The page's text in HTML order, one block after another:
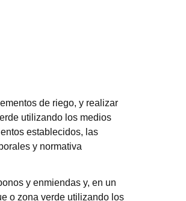
de riego, y realizar
utilizando los medios
establecidos, las
y normativa
y enmiendas y, en un
o zona verde utilizando los